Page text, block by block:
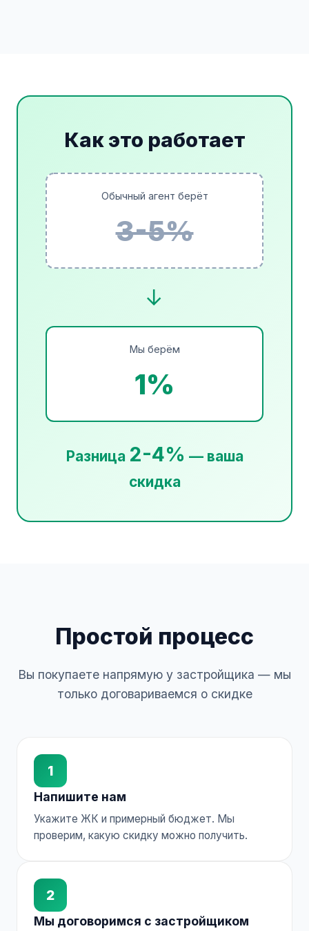
Как это работает
Обычный агент берёт
3-5%
→
Мы берём
1%
Разница 2-4% — ваша
скидка
Простой процесс
Вы покупаете напрямую у застройщика — мы
только договариваемся о скидке
1
Напишите нам
Укажите ЖК и примерный бюджет. Мы
проверим, какую скидку можно получить.
2
Мы договоримся с застройщиком